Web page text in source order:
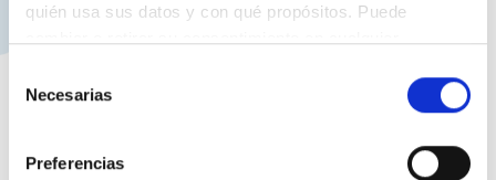
quién usa sus datos y con qué propósitos. Puede
el Menú de consentimiento.
Recopilar información sobre su ubicación
Necesarias
Preferencias